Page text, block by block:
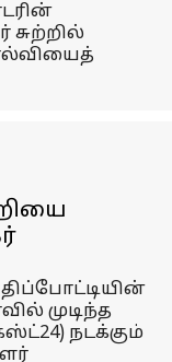
சுற்றில்
முடிந்த
நடக்கும்